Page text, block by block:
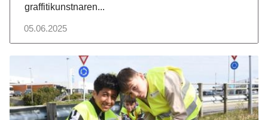
05.06.2025
graffitikunstnaren...